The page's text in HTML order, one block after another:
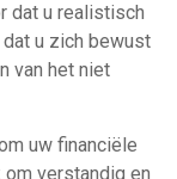
dat u realistisch
u zich bewust
van het niet
uw financiële
verstandig en